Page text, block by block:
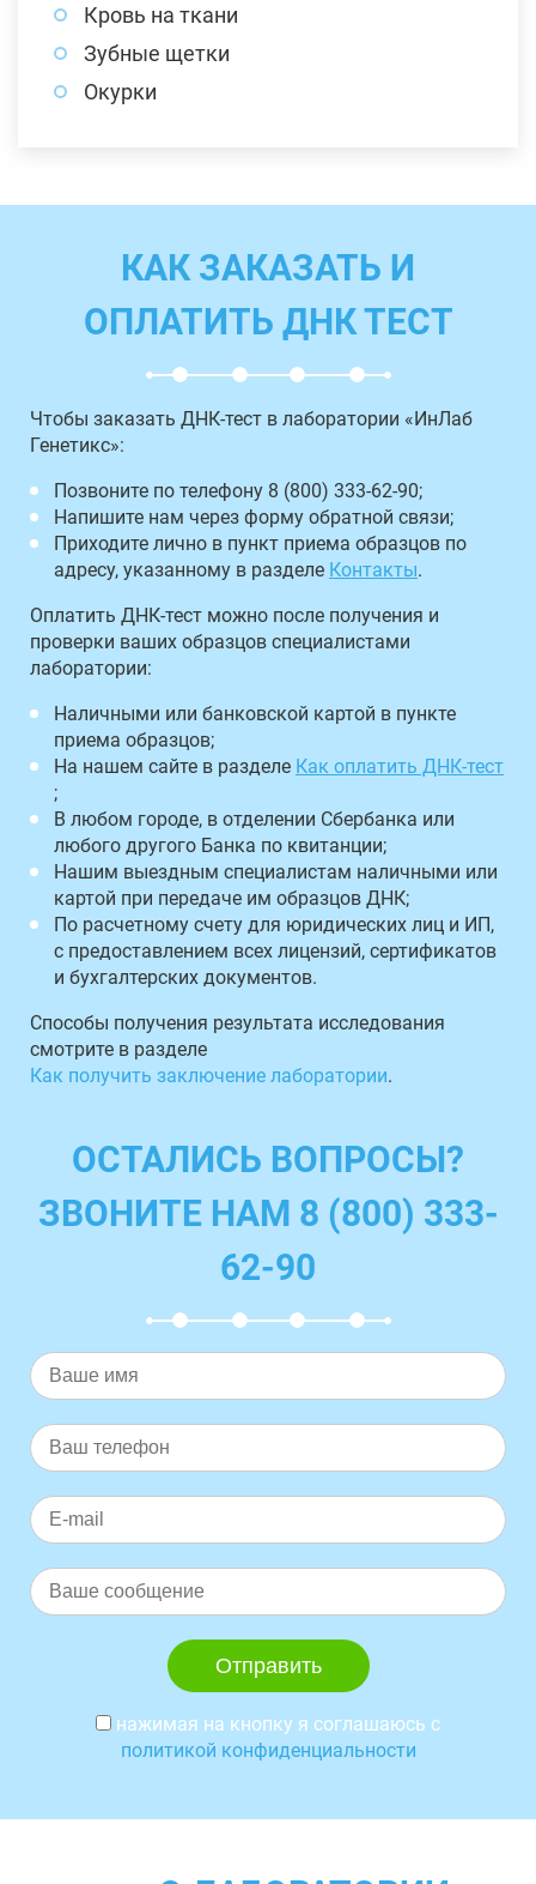
Кровь на ткани
Зубные щетки
Окурки
КАК ЗАКАЗАТЬ И
ОПЛАТИТЬ ДНК ТЕСТ
Чтобы заказать ДНК-тест в лаборатории «ИнЛаб
Генетикс»:
Позвоните по телефону 8 (800) 333-62-90;
Напишите нам через форму обратной связи;
Приходите лично в пункт приема образцов по
адресу, указанному в разделе Контакты.
Оплатить ДНК-тест можно после получения и
проверки ваших образцов специалистами
лаборатории:
Наличными или банковской картой в пункте
приема образцов;
На нашем сайте в разделе Как оплатить ДНК-тест
;
В любом городе, в отделении Сбербанка или
любого другого Банка по квитанции;
Нашим выездным специалистам наличными или
картой при передаче им образцов ДНК;
По расчетному счету для юридических лиц и ИП,
с предоставлением всех лицензий, сертификатов
и бухгалтерских документов.
Способы получения результата исследования
смотрите в разделе
Как получить заключение лаборатории.
ОСТАЛИСЬ ВОПРОСЫ?
ЗВОНИТЕ НАМ 8 (800) 333-
62-90
нажимая на кнопку я соглашаюсь с
политикой конфиденциальности